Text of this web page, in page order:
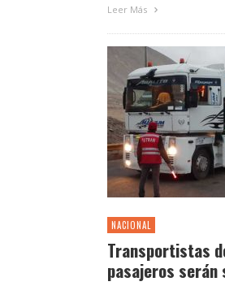
Leer Más
NACIONAL
Transportistas
pasajeros serán